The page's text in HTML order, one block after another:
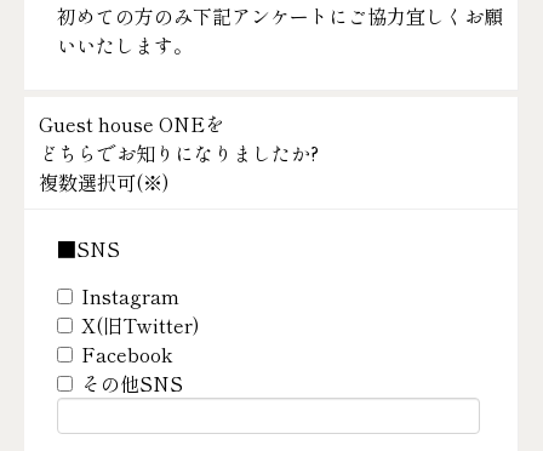
初めての方のみ下記アンケートにご協力宜しくお願
いいたします。
Guest house ONEを
どちらでお知りになりましたか?
複数選択可(※)
■SNS
Instagram
X(旧Twitter)
Facebook
その他SNS